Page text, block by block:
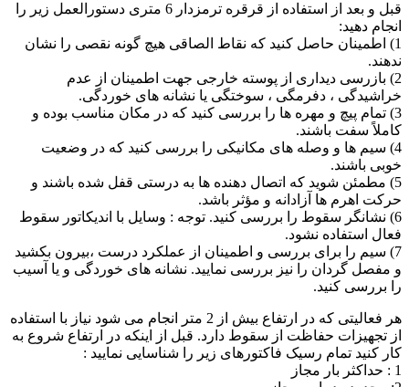
قبل و بعد از استفاده از قرقره ترمزدار 6 متری دستورالعمل زیر را
انجام دهید:
1) اطمینان حاصل کنید که نقاط الصاقی هیچ گونه نقصی را نشان
ندهند.
2) بازرسی دیداری از پوسته خارجی جهت اطمینان از عدم
خراشیدگی ، دفرمگی ، سوختگی یا نشانه های خوردگی.
3) تمام پیچ و مهره ها را بررسی کنید که در مکان مناسب بوده و
کاملاً سفت باشند.
4) سیم ها و وصله های مکانیکی را بررسی کنید که در وضعیت
خوبی باشند.
5) مطمئن شوید که اتصال دهنده ها به درستی قفل شده باشند و
حرکت اهرم ها آزادانه و مؤثر باشد.
6) نشانگر سقوط را بررسی کنید. توجه : وسایل با اندیکاتور سقوط
فعال استفاده نشود.
7) سیم را برای بررسی و اطمینان از عملکرد درست ،بیرون بکشید
و مفصل گردان را نیز بررسی نمایید. نشانه های خوردگی و یا آسیب
را بررسی کنید.
هر فعالیتی که در ارتفاع بیش از 2 متر انجام می شود نیاز با استفاده
از تجهیزات حفاظت از سقوط دارد. قبل از اینکه در ارتفاع شروع به
کار کنید تمام رسیک فاکتورهای زیر را شناسایی نمایید :
1 : حداکثر بار مجاز